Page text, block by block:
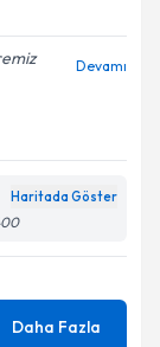
Devamı
Haritada Göster
Daha Fazla